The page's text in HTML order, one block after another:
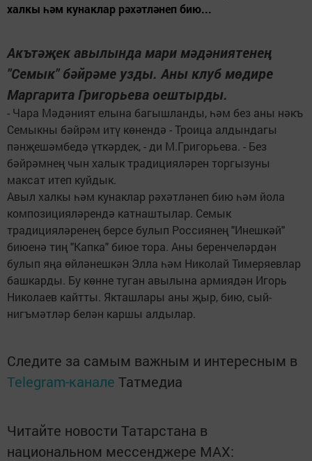
халкы һәм кунаклар рәхәтләнеп бию...
Акътәҗек авылында мари мәдәниятенең
"Семык" бәйрәме узды. Аны клуб мөдире
Маргарита Григорьева оештырды.
- Чара Мәдәният елына багышланды, һәм без аны нәкъ
Семыкны бәйрәм итү көнендә - Троица алдындагы
пәнҗешәмбедә үткәрдек, - ди М.Григорьева. - Без
бәйрәмнең чын халык традицияләрен торгызуны
максат итеп куйдык.
Авыл халкы һәм кунаклар рәхәтләнеп бию һәм йола
композицияләрендә катнаштылар. Семык
традицияләренең берсе булып Россиянең "Инешкәй"
биюенә тиң "Капка" биюе тора. Аны беренчеләрдән
булып яңа өйләнешкән Элла һәм Николай Тимеряевлар
башкарды. Бу көнне туган авылына армиядән Игорь
Николаев кайтты. Якташлары аны җыр, бию, сый-
нигъмәтләр белән каршы алдылар.
Следите за самым важным и интересным в
Telegram-канале Татмедиа
Читайте новости Татарстана в
национальном мессенджере MАХ: